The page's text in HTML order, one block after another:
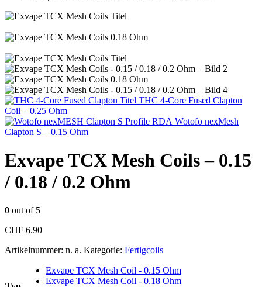
THC 4-Core Fused Clapton
Coil – 0.25 Ohm
Wotofo nexMesh
Clapton S – 0.15 Ohm
Exvape TCX Mesh Coils – 0.15
/ 0.18 / 0.2 Ohm
0 out of 5
CHF 6.90
Artikelnummer: n. a. Kategorie: Fertigcoils
Exvape TCX Mesh Coil - 0.15 Ohm
Exvape TCX Mesh Coil - 0.18 Ohm